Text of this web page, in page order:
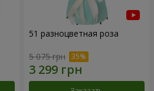
51 разноцветная роза
5 075 грн